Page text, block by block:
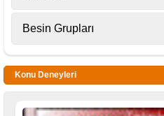
Besin Grupları
Konu Deneyleri